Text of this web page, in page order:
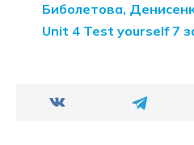
Биболетова,
Unit 4 Test yourself 7